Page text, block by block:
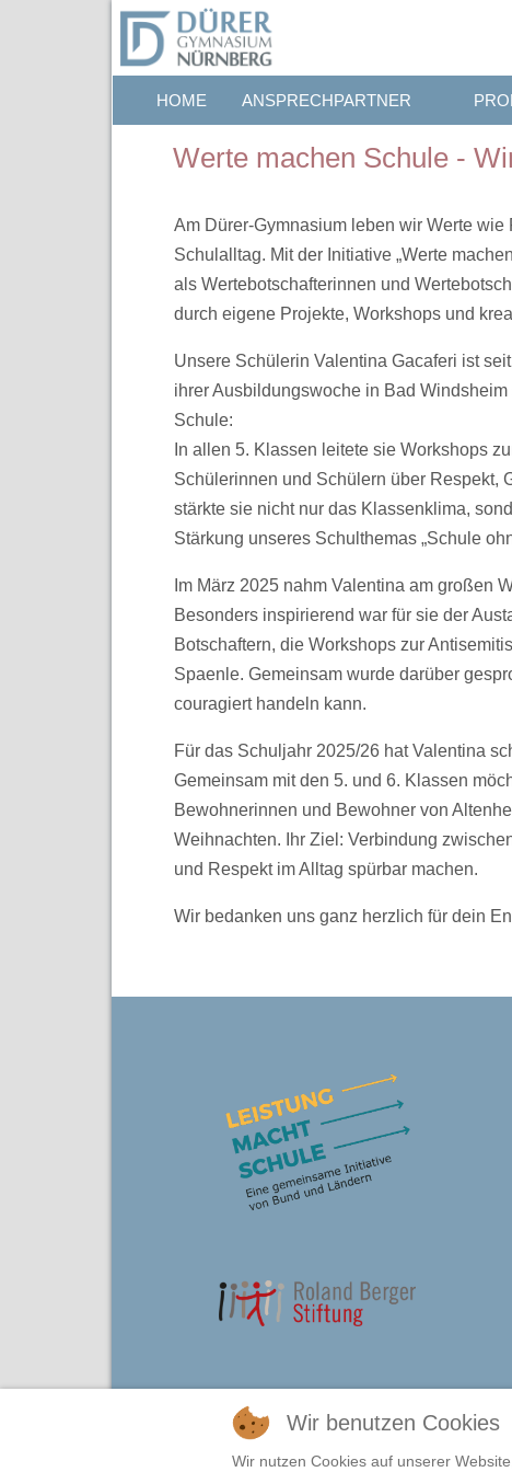
HOME ANSPRECHPARTNER
Werte machen Schule -
Am Dürer-Gymnasium leben wir Werte
Schulalltag. Mit der Initiative „Werte
als Wertebotschafterinnen und
durch eigene Projekte, Workshops und
Unsere Schülerin Valentina Gacaferi ist
ihrer Ausbildungswoche in Bad
Schule:
In allen 5. Klassen leitete sie Workshops
Schülerinnen und Schülern über Respekt,
stärkte sie nicht nur das Klassenklima,
Stärkung unseres Schulthemas „Schule
Im März 2025 nahm Valentina am großen
Besonders inspirierend war für sie der
Botschaftern, die Workshops zur
Spaenle. Gemeinsam wurde darüber
couragiert handeln kann.
Für das Schuljahr 2025/26 hat Valentina
Gemeinsam mit den 5. und 6. Klassen
Bewohnerinnen und Bewohner von
Weihnachten. Ihr Ziel: Verbindung
und Respekt im Alltag spürbar machen.
Wir bedanken uns ganz herzlich für dein
Wir benutzen Cookies
Wir nutzen Cookies auf unserer